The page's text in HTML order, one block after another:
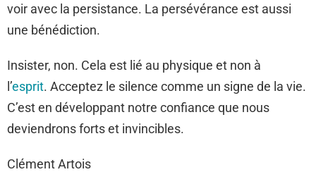
voir avec la persistance. La persévérance est aussi
une bénédiction.
Insister, non. Cela est lié au physique et non à
l’esprit. Acceptez le silence comme un signe de la vie.
C’est en développant notre confiance que nous
deviendrons forts et invincibles.
Clément Artois